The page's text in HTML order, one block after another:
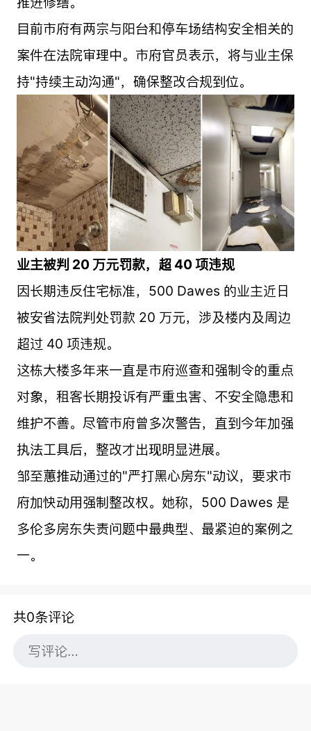
目前市府有两宗与阳台和停车场结构安全相关的
案件在法院审理中。市府官员表示，将与业主保
持"持续主动沟通"，确保整改合规到位。
业主被判 20 万元罚款，超 40 项违规
因长期违反住宅标准，500 Dawes 的业主近日
被安省法院判处罚款 20 万元，涉及楼内及周边
超过 40 项违规。
这栋大楼多年来一直是市府巡查和强制令的重点
对象，租客长期投诉有严重虫害、不安全隐患和
维护不善。尽管市府曾多次警告，直到今年加强
执法工具后，整改才出现明显进展。
邹至蕙推动通过的"严打黑心房东"动议，要求市
府加快动用强制整改权。她称，500 Dawes 是
多伦多房东失责问题中最典型、最紧迫的案例之
一。
共0条评论